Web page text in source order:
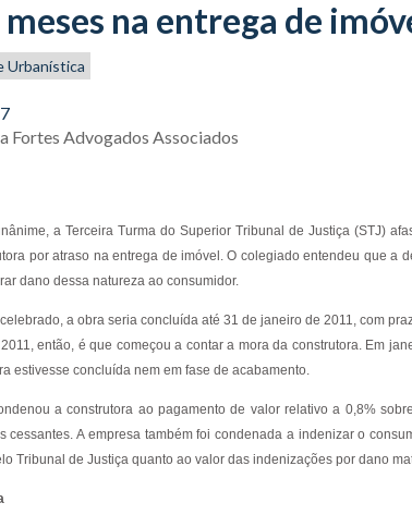
na entrega de
Urbanística
Fortes Advogados Associados
a Terceira Turma do Superior Tribunal de Justiça (STJ)
por atraso na entrega de imóvel. O colegiado entendeu que a
dano dessa natureza ao consumidor.
a obra seria concluída até 31 de janeiro de 2011, com
então, é que começou a contar a mora da construtora. Em
estivesse concluída nem em fase de acabamento.
a construtora ao pagamento de valor relativo a 0,8%
cessantes. A empresa também foi condenada a indenizar o
Tribunal de Justiça quanto ao valor das indenizações por dano